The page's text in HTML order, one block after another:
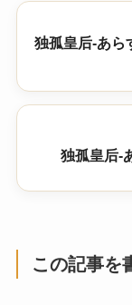
独孤皇后-あら
独孤皇后-
この記事を